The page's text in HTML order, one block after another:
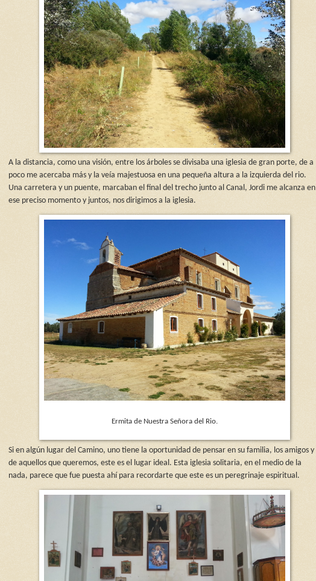
A la distancia, como una visión, entre los árboles se divisaba una iglesia de gran porte, de a
poco me acercaba más y la veía majestuosa en una pequeña altura a la izquierda del rio.
Una carretera y un puente, marcaban el final del trecho junto al Canal, Jordi me alcanza en
ese preciso momento y juntos, nos dirigimos a la iglesia.
Ermita de Nuestra Señora del Rio.
Si en algún lugar del Camino, uno tiene la oportunidad de pensar en su familia, los amigos y
de aquellos que queremos, este es el lugar ideal. Esta iglesia solitaria, en el medio de la
nada, parece que fue puesta ahí para recordarte que este es un peregrinaje espiritual.